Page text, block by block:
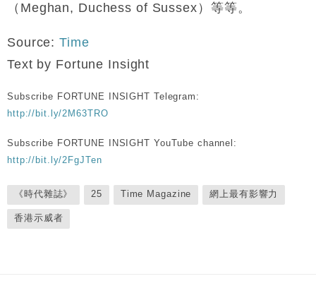
（Meghan, Duchess of Sussex）等等。
Source: Time
Text by Fortune Insight
Subscribe FORTUNE INSIGHT Telegram:
http://bit.ly/2M63TRO
Subscribe FORTUNE INSIGHT YouTube channel:
http://bit.ly/2FgJTen
《時代雜誌》 25 Time Magazine 網上最有影響力
香港示威者